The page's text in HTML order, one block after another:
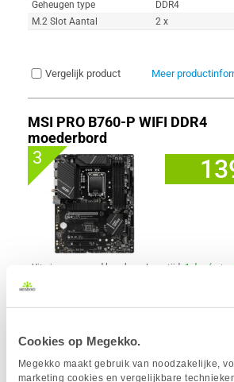
Cookies op Megekko.
Megekko maakt gebruik van noodzakelijke,
marketing cookies en vergelijkbare
Geheugen type
DDR4
M.2 Slot Aantal
2 x
Vergelijk product Meer
MSI PRO B760-P WIFI DDR4
moederbord
3
Uit eigen voorraad leverbaar. Levertijd: 1 dag
Merk
Chipset
Max. Geheugen